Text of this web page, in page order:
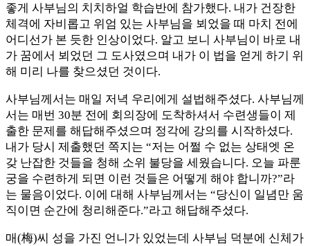
좋게 사부님의 치치하얼 학습반에 참가했다. 내가 건장한
체격에 자비롭고 위엄 있는 사부님을 뵈었을 때 마치 전에
어디선가 본 듯한 인상이었다. 알고 보니 사부님이 바로 내
가 꿈에서 뵈었던 그 도사였으며 내가 이 법을 얻게 하기 위
해 미리 나를 찾으셨던 것이다.
사부님께서는 매일 저녁 우리에게 설법해주셨다. 사부님께
서는 매번 30분 전에 회의장에 도착하셔서 수련생들이 제
출한 문제를 해답해주셨으며 정각에 강의를 시작하셨다.
내가 당시 제출했던 쪽지는 “저는 어쩔 수 없는 상태엣 온
갖 난잡한 것들을 청해 소위 불당을 세웠습니다. 오늘 파룬
궁을 수련하게 되면 이런 것들은 어떻게 해야 합니까?”라
는 물음이었다. 이에 대해 사부님께서는 “당신이 일념만 움
직이면 순간에 청리해준다.”라고 해답해주셨다.
매(梅)씨 성을 가진 언니가 있었는데 사부님 덕분에 신체가